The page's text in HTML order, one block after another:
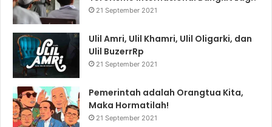
21 September 2021
Ulil Amri, Ulil Khamri, Ulil Oligarki, dan
Ulil BuzerrRp
21 September 2021
Pemerintah adalah Orangtua Kita,
Maka Hormatilah!
21 September 2021